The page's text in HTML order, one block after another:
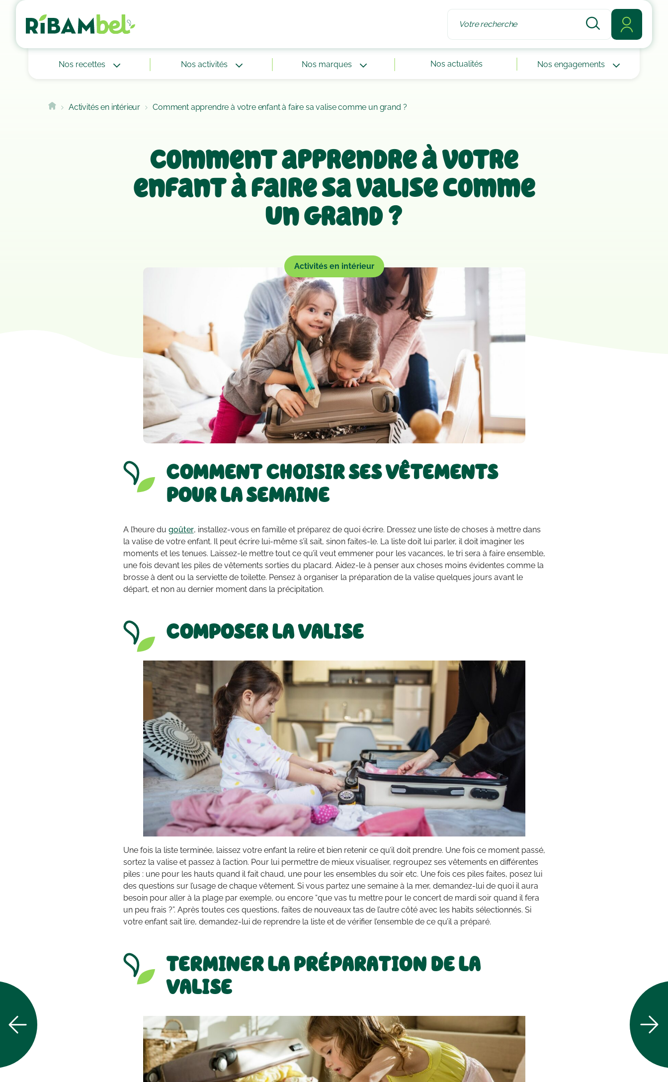
Nos recettes Nos activités Nos marques Nos actualités Nos engagements
Activités en intérieur Comment apprendre à votre enfant à faire sa valise comme un grand ?
Comment apprendre à votre
enfant à faire sa valise comme
un grand ?
Activités en intérieur
COMMENT CHOISIR SES VÊTEMENTS
POUR LA SEMAINE
A l’heure du goûter, installez-vous en famille et préparez de quoi écrire. Dressez une liste de choses à mettre dans
la valise de votre enfant. Il peut écrire lui-même s’il sait, sinon faites-le. La liste doit lui parler, il doit imaginer les
moments et les tenues. Laissez-le mettre tout ce qu’il veut emmener pour les vacances, le tri sera à faire ensemble,
une fois devant les piles de vêtements sorties du placard. Aidez-le à penser aux choses moins évidentes comme la
brosse à dent ou la serviette de toilette. Pensez à organiser la préparation de la valise quelques jours avant le
départ, et non au dernier moment dans la précipitation.
COMPOSER LA VALISE
Une fois la liste terminée, laissez votre enfant la relire et bien retenir ce qu’il doit prendre. Une fois ce moment passé,
sortez la valise et passez à l’action. Pour lui permettre de mieux visualiser, regroupez ses vêtements en différentes
piles : une pour les hauts quand il fait chaud, une pour les ensembles du soir etc. Une fois ces piles faites, posez lui
des questions sur l’usage de chaque vêtement. Si vous partez une semaine à la mer, demandez-lui de quoi il aura
besoin pour aller à la plage par exemple, ou encore “que vas tu mettre pour le concert de mardi soir quand il fera
un peu frais ?”. Après toutes ces questions, faites de nouveaux tas de l’autre côté avec les habits sélectionnés. Si
votre enfant sait lire, demandez-lui de reprendre la liste et de vérifier l’ensemble de ce qu’il a préparé.
TERMINER LA PRÉPARATION DE LA
VALISE
Cookies management panel